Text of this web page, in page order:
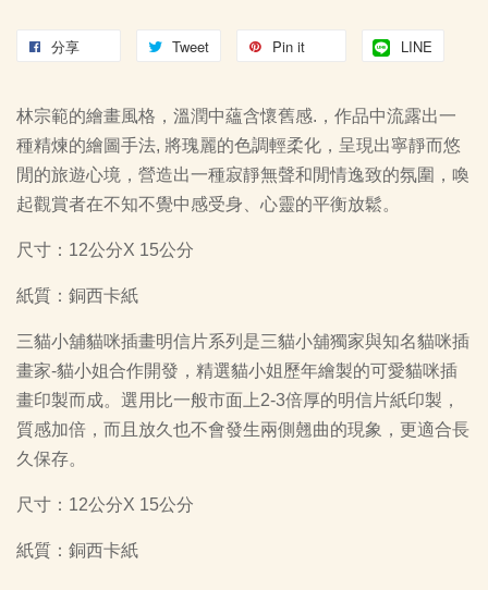
分享 Tweet Pin it LINE
林宗範的繪畫風格，溫潤中蘊含懷舊感.，作品中流露出一
種精煉的繪圖手法, 將瑰麗的色調輕柔化，呈現出寧靜而悠
閒的旅遊心境，營造出一種寂靜無聲和閒情逸致的氛圍，喚
起觀賞者在不知不覺中感受身、心靈的平衡放鬆。
尺寸：12公分X 15公分
紙質：銅西卡紙
三貓小舖貓咪插畫明信片系列是三貓小舖獨家與知名貓咪插
畫家-貓小姐合作開發，精選貓小姐歷年繪製的可愛貓咪插
畫印製而成。選用比一般市面上2-3倍厚的明信片紙印製，
質感加倍，而且放久也不會發生兩側翹曲的現象，更適合長
久保存。
尺寸：12公分X 15公分
紙質：銅西卡紙